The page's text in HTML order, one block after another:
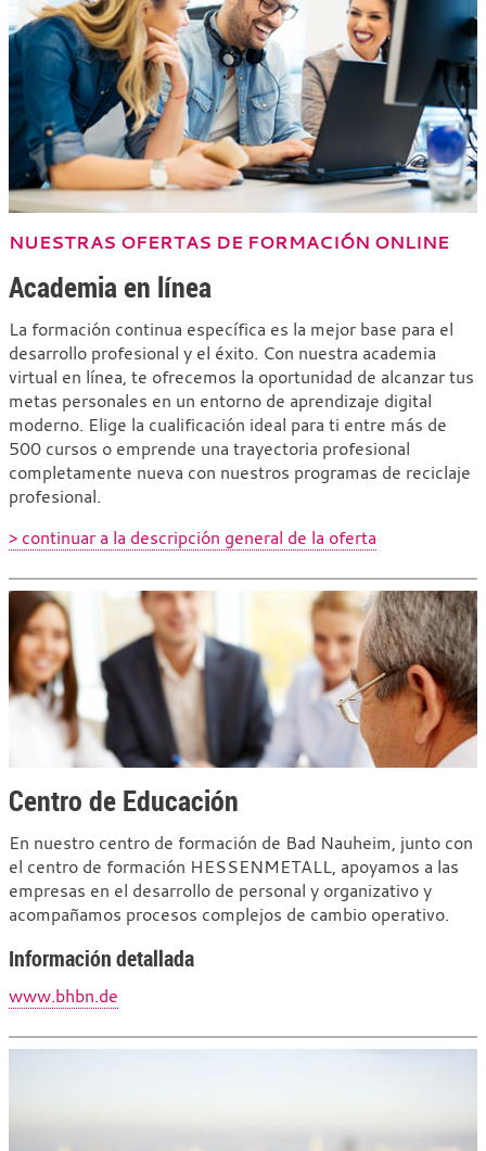
NUESTRAS OFERTAS DE FORMACIÓN ONLINE
Academia en línea
La formación continua específica es la mejor base para el
desarrollo profesional y el éxito. Con nuestra academia
virtual en línea, te ofrecemos la oportunidad de alcanzar tus
metas personales en un entorno de aprendizaje digital
moderno. Elige la cualificación ideal para ti entre más de
500 cursos o emprende una trayectoria profesional
completamente nueva con nuestros programas de reciclaje
profesional.
> continuar a la descripción general de la oferta
Centro de Educación
En nuestro centro de formación de Bad Nauheim, junto con
el centro de formación HESSENMETALL, apoyamos a las
empresas en el desarrollo de personal y organizativo y
acompañamos procesos complejos de cambio operativo.
Información detallada
www.bhbn.de